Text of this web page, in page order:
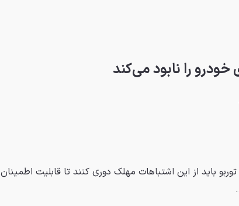
را نابود می‌کند
باید از این اشتباهات مهلک دوری کنند تا قابلیت اطمینان